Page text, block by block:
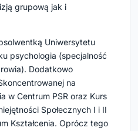
grupową jak i
Uniwersytetu
psychologia (specjalność
Dodatkowo
na
w Centrum PSR oraz Kurs
Społecznych I i II
Kształcenia. Oprócz tego